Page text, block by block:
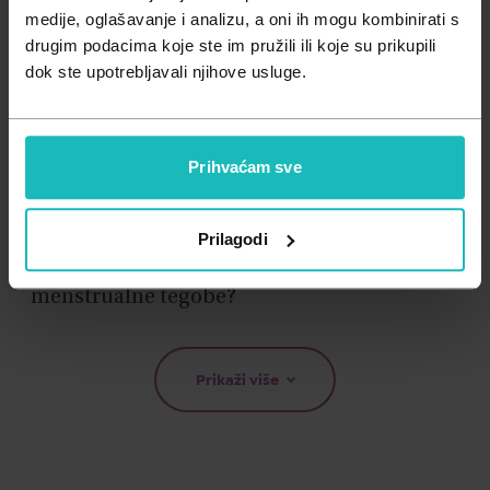
medije, oglašavanje i analizu, a oni ih mogu kombinirati s
drugim podacima koje ste im pružili ili koje su prikupili
dok ste upotrebljavali njihove usluge.
Prihvaćam sve
Prilagodi
Zdravlje muškarca
Zdravlje žene
Minerali
Probiotici i prebiotici
ANA JELČIĆ, DR. MED. SPEC. GINEKOLOGIJE I
•
14.03.2023.
Kako prirodno utjecati na regulaciju
neredovitog menstrualnog ciklusa i
menstrualne tegobe?
Prikaži više